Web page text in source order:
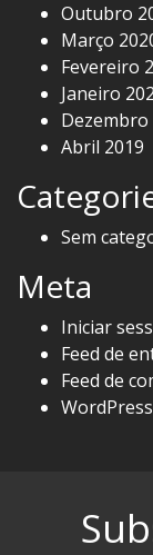
Outubro
Março
Fevereiro
Janeiro
Dezembro
Abril 2019
Sem
Meta
Iniciar
Feed de
Feed de